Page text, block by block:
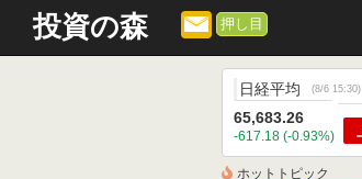
投資の森 押し目
日経平均 (8/6 15:30)
65,683.26
-617.18 (-0.93%)
ホットトピック